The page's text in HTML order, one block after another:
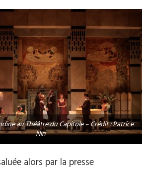
au Théâtre du Capitole – Crédit : Patrice
Nin
alors par la presse